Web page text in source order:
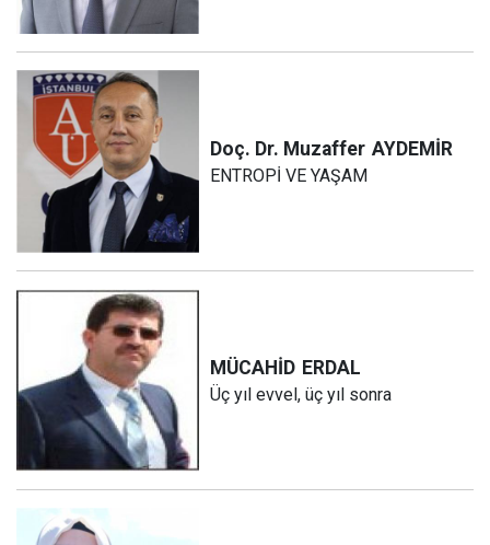
Doç. Dr. Muzaffer AYDEMİR
ENTROPİ VE YAŞAM
MÜCAHİD ERDAL
Üç yıl evvel, üç yıl sonra